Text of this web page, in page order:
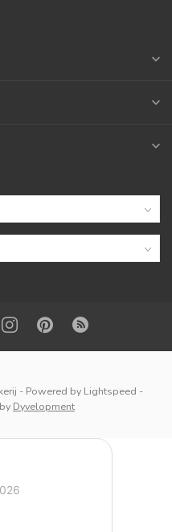
- Powered by Lightspeed -
by Dyvelopment